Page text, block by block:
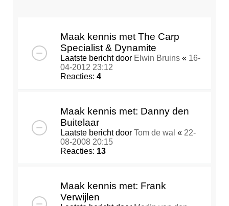
Maak kennis met The Carp
Specialist & Dynamite
Laatste bericht door Elwin Bruins « 16-
04-2012 23:12
Reacties: 4
Maak kennis met: Danny den
Buitelaar
Laatste bericht door Tom de wal « 22-
08-2008 20:15
Reacties: 13
Maak kennis met: Frank
Verwijlen